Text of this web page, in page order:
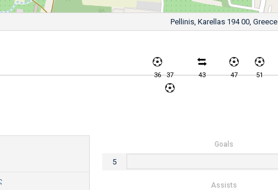
Pellinis, Karellas 194 00, Greece
36 37 43 47 51
Goals
5
Assists